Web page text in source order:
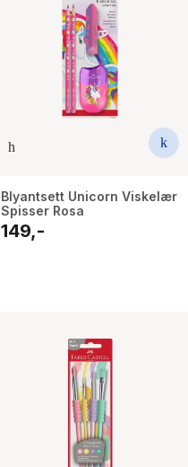
Blyantsett Unicorn Viskelær
Spisser Rosa
149,-